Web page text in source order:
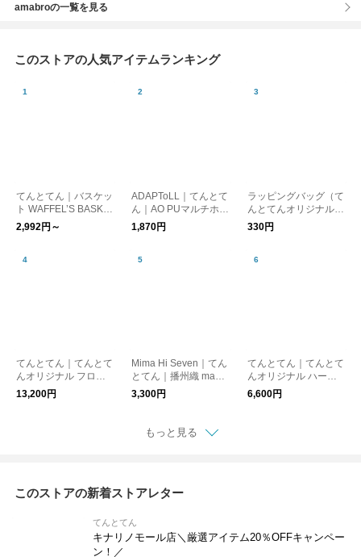
amabroの一覧を見る
このストアの人気アイテムランキング
てんとてん｜バスケッ
ト WAFFEL’S BASKE
T CURVE
2,992円～
ADAPToLL｜てんとて
ん｜AO PUマルチホル
ダーチャーム
1,870円
ラッピングバッグ（て
んとてんオリジナルタ
グ付き）
330円
てんとてん｜てんとて
んオリジナル フロア
ラグ 140×200cm CHE
CK SPICE
13,200円
Mima Hi Seven｜てん
とてん｜播州織 make
pouch てんとてん別注
＜数量限定＞
3,300円
てんとてん｜てんとて
んオリジナル ハーフ
ラグ 100×140cm CHE
CK SPICE
6,600円
もっと見る
このストアの新着ストアレター
てんとてん
キナリノモール店＼厳選アイテム20％OFFキャンペー
ン！／